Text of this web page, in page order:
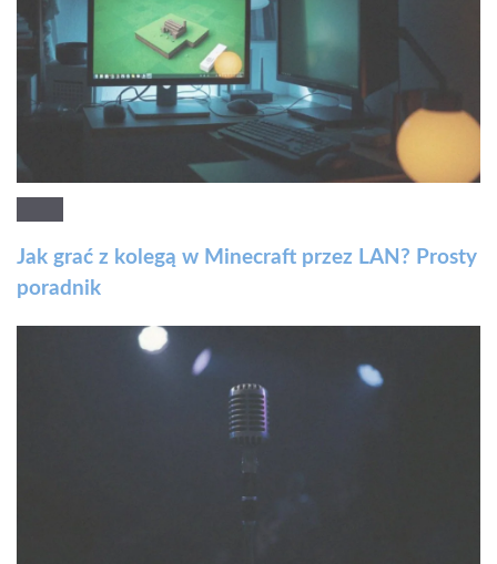
Jak grać z kolegą w Minecraft przez LAN? Prosty
poradnik